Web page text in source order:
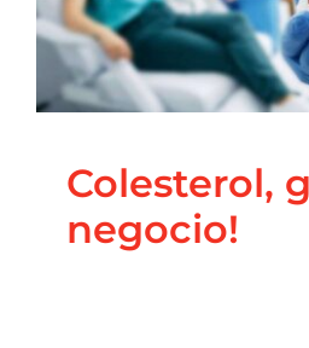
Blog Coaching Nutricional
Integrativa
Colesterol,
negocio!